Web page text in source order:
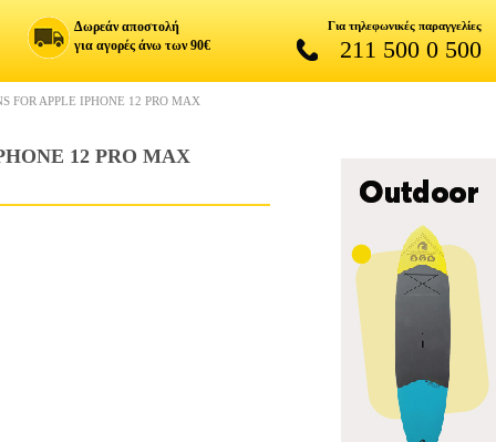
Δωρεάν αποστολή
για αγορές άνω των 90€
Για τηλεφωνικές παραγγελίες
211 500 0 500
FOR APPLE IPHONE 12 PRO MAX
12 PRO MAX